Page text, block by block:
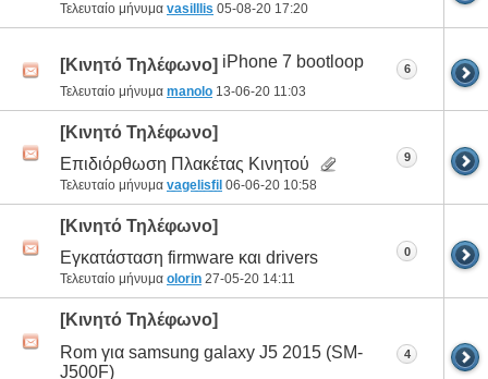
Τελευταίο μήνυμα vasilllis 05-08-20 17:20
[Κινητό Τηλέφωνο] iPhone 7 bootloop
Τελευταίο μήνυμα manolo 13-06-20 11:03
6
[Κινητό Τηλέφωνο]
Επιδιόρθωση Πλακέτας Κινητού
Τελευταίο μήνυμα vagelisfil 06-06-20 10:58
9
[Κινητό Τηλέφωνο]
Εγκατάσταση firmware και drivers
Τελευταίο μήνυμα olorin 27-05-20 14:11
0
[Κινητό Τηλέφωνο]
Rom για samsung galaxy J5 2015 (SM-
J500F)
4